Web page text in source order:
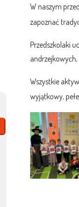
W naszym
zapoznać
Przedszkolaki
Wszystkie
wyjątkowy,